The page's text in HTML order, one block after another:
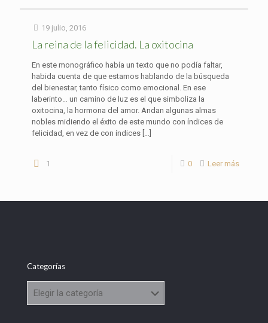
19 julio, 2016
La reina de la felicidad. La oxitocina
En este monográfico había un texto que no podía faltar,
habida cuenta de que estamos hablando de la búsqueda
del bienestar, tanto físico como emocional. En ese
laberinto… un camino de luz es el que simboliza la
oxitocina, la hormona del amor. Andan algunas almas
nobles midiendo el éxito de este mundo con índices de
felicidad, en vez de con índices […]
1 0 Leer más
Categorías